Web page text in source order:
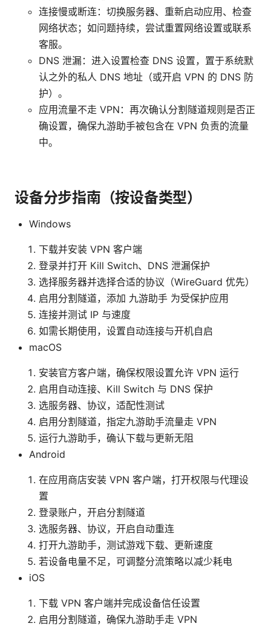
连接慢或断连：切换服务器、重新启动应用、检查
网络状态；如问题持续，尝试重置网络设置或联系
客服。
DNS 泄漏：进入设置检查 DNS 设置，置于系统默
认之外的私人 DNS 地址（或开启 VPN 的 DNS 防
护）。
应用流量不走 VPN：再次确认分割隧道规则是否正
确设置，确保九游助手被包含在 VPN 负责的流量
中。
设备分步指南（按设备类型）
Windows
下载并安装 VPN 客户端
登录并打开 Kill Switch、DNS 泄漏保护
选择服务器并选择合适的协议（WireGuard 优先）
启用分割隧道，添加 九游助手 为受保护应用
连接并测试 IP 与速度
如需长期使用，设置自动连接与开机自启
macOS
安装官方客户端，确保权限设置允许 VPN 运行
启用自动连接、Kill Switch 与 DNS 保护
选服务器、协议，适配性测试
启用分割隧道，指定九游助手流量走 VPN
运行九游助手，确认下载与更新无阻
Android
在应用商店安装 VPN 客户端，打开权限与代理设
置
登录账户，开启分割隧道
选服务器、协议，开启自动重连
打开九游助手，测试游戏下载、更新速度
若设备电量不足，可调整分流策略以减少耗电
iOS
下载 VPN 客户端并完成设备信任设置
启用分割隧道，确保九游助手走 VPN